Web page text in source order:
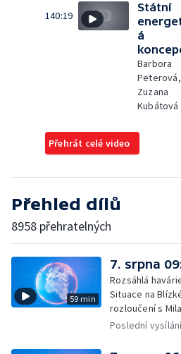
140:19
Státní
á
Barbora
Peterová,
Zuzana
Kubátová
Přehrát celé video
Přehled dílů
8958 přehratelných
59 min
7. srpna
Rozsáhlá
Situace na
rozloučení s
Poslední